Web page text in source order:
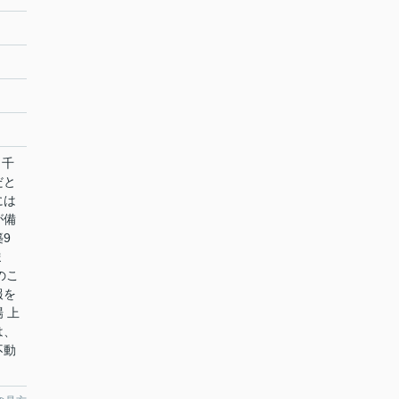
は
備
9
こ
を
上
動